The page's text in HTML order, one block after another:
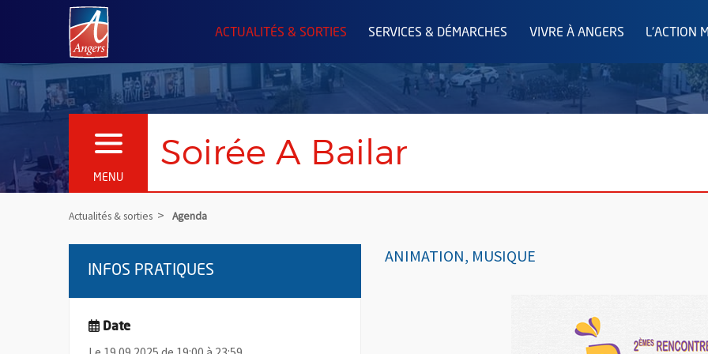
Angers.fr : Retour à l'accueil
ACTUALITÉS & SORTIES SERVICES & DÉMARCHES VIVRE À ANGERS L'ACTION
MENU
OUVRIR LE MENU Soirée A Bailar
Actualités & sorties Agenda
ANIMATION, MUSIQUE
INFOS PRATIQUES
Date